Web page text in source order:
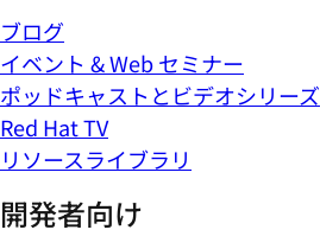
ブログ
イベント & Web セミナー
ポッドキャストとビデオシリーズ
Red Hat TV
リソースライブラリ
開発者向け